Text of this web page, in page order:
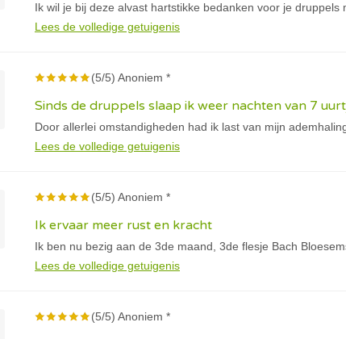
Ik wil je bij deze alvast hartstikke bedanken voor je
Lees de volledige getuigenis
(5/5) Anoniem *
Sinds de druppels slaap ik weer nachten van 7
Door allerlei omstandigheden had ik last van mijn
Lees de volledige getuigenis
(5/5) Anoniem *
Ik ervaar meer rust en kracht
Ik ben nu bezig aan de 3de maand, 3de flesje Bach
Lees de volledige getuigenis
(5/5) Anoniem *